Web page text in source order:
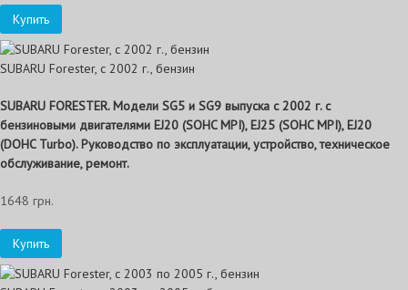
Купить
SUBARU Forester, с 2002 г., бензин
SUBARU FORESTER. Модели SG5 и SG9 выпуска с 2002 г. с
бензиновыми двигателями EJ20 (SOHC MPI), EJ25 (SOHC MPI), EJ20
(DOHC Turbo). Руководство по эксплуатации, устройство, техническое
обслуживание, ремонт.
1648 грн.
Купить